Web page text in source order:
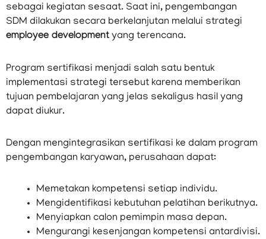
sebagai kegiatan sesaat. Saat ini, pengembangan
SDM dilakukan secara berkelanjutan melalui strategi
employee development yang terencana.
Program sertifikasi menjadi salah satu bentuk
implementasi strategi tersebut karena memberikan
tujuan pembelajaran yang jelas sekaligus hasil yang
dapat diukur.
Dengan mengintegrasikan sertifikasi ke dalam program
pengembangan karyawan, perusahaan dapat:
Memetakan kompetensi setiap individu.
Mengidentifikasi kebutuhan pelatihan berikutnya.
Menyiapkan calon pemimpin masa depan.
Mengurangi kesenjangan kompetensi antardivisi.